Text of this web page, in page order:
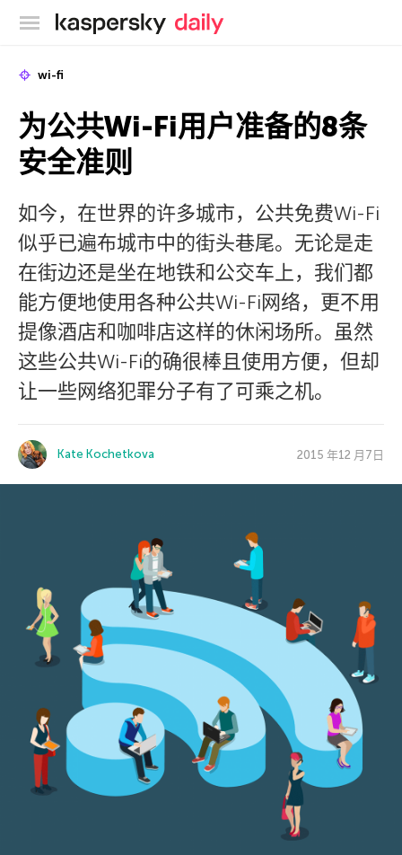
卡巴斯基官方博客
wi-fi
为公共Wi-Fi用户准备的8条
安全准则
如今，在世界的许多城市，公共免费Wi-Fi
似乎已遍布城市中的街头巷尾。无论是走
在街边还是坐在地铁和公交车上，我们都
能方便地使用各种公共Wi-Fi网络，更不用
提像酒店和咖啡店这样的休闲场所。虽然
这些公共Wi-Fi的确很棒且使用方便，但却
让一些网络犯罪分子有了可乘之机。
Kate Kochetkova 2015 年12 月7日